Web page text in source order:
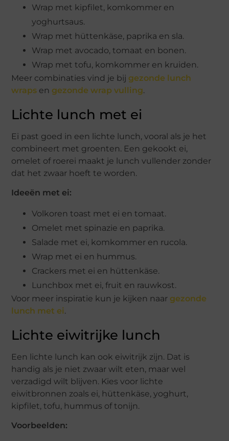
Wrap met kipfilet, komkommer en
yoghurtsaus.
Wrap met hüttenkäse, paprika en sla.
Wrap met avocado, tomaat en bonen.
Wrap met tofu, komkommer en kruiden.
Meer combinaties vind je bij gezonde lunch
wraps en gezonde wrap vulling.
Lichte lunch met ei
Ei past goed in een lichte lunch, vooral als je het
combineert met groenten. Een gekookt ei,
omelet of roerei maakt je lunch vullender zonder
dat het zwaar hoeft te worden.
Ideeën met ei:
Volkoren toast met ei en tomaat.
Omelet met spinazie en paprika.
Salade met ei, komkommer en rucola.
Wrap met ei en hummus.
Crackers met ei en hüttenkäse.
Lunchbox met ei, fruit en rauwkost.
Voor meer inspiratie kun je kijken naar gezonde
lunch met ei.
Lichte eiwitrijke lunch
Een lichte lunch kan ook eiwitrijk zijn. Dat is
handig als je niet zwaar wilt eten, maar wel
verzadigd wilt blijven. Kies voor lichte
eiwitbronnen zoals ei, hüttenkäse, yoghurt,
kipfilet, tofu, hummus of tonijn.
Voorbeelden: